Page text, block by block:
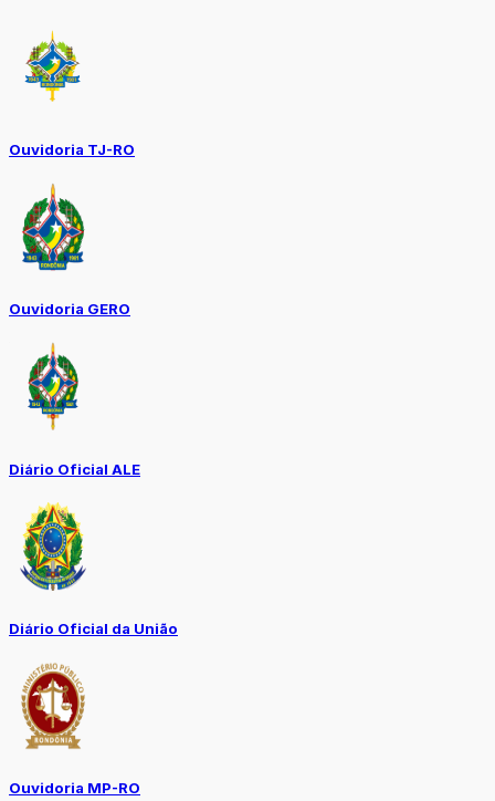
Ouvidoria TJ-RO
Ouvidoria GERO
Diário Oficial ALE
Diário Oficial da União
Ouvidoria MP-RO